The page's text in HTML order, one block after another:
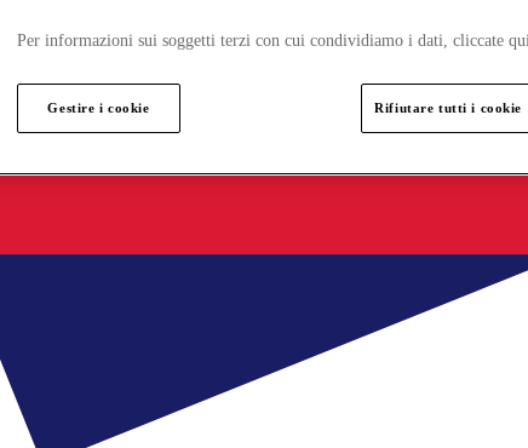
Per informazioni sui soggetti terzi con cui condividiamo i dati, cliccate
Gestire i cookie Rifiutare tutti i cookie